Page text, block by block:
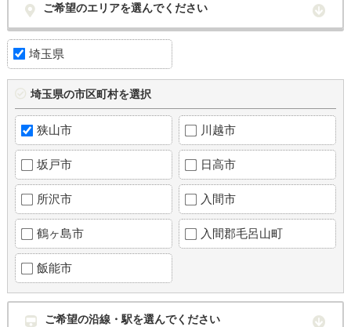
ご希望のエリアを選んでください
埼玉県
埼玉県の市区町村を選択
狭山市 川越市
坂戸市 日高市
所沢市 入間市
鶴ヶ島市 入間郡毛呂山町
飯能市
ご希望の沿線・駅を選んでください